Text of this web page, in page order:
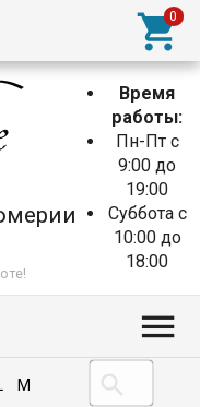
Время
работы:
Пн-Пт с
9:00 до
19:00
Суббота с
10:00 до
18:00
M